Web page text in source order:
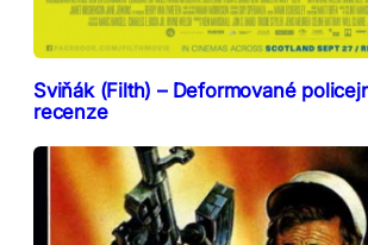
Sviňák (Filth) – Deformované
recenze